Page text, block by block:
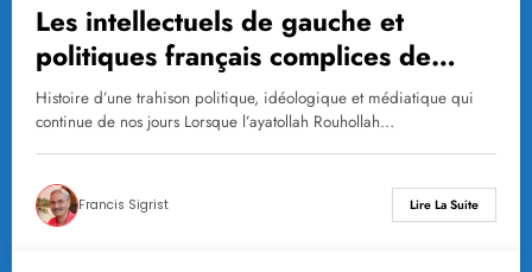
Les intellectuels de gauche et
politiques français complices de
Khomeini
Histoire d’une trahison politique, idéologique et médiatique qui
continue de nos jours Lorsque l’ayatollah Rouhollah…
Francis Sigrist Lire La Suite